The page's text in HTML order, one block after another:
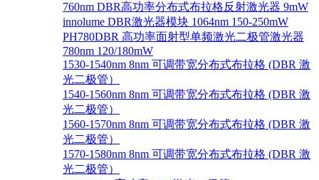
760nm DBR高功率分布式布拉格反射激光器 9mW
innolume DBR激光器模块 1064nm 150-250mW
PH780DBR 高功率面射型单频激光二极管激光器
780nm 120/180mW
1530-1540nm 8nm 可调带宽分布式布拉格 (DBR 激
光二极管）
1540-1560nm 8nm 可调带宽分布式布拉格 (DBR 激
光二极管）
1560-1570nm 8nm 可调带宽分布式布拉格 (DBR 激
光二极管）
1570-1580nm 8nm 可调带宽分布式布拉格 (DBR 激
光二极管）